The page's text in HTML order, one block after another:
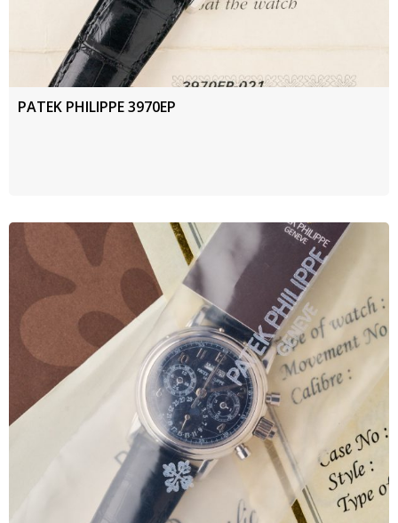
PATEK PHILIPPE 3970EP